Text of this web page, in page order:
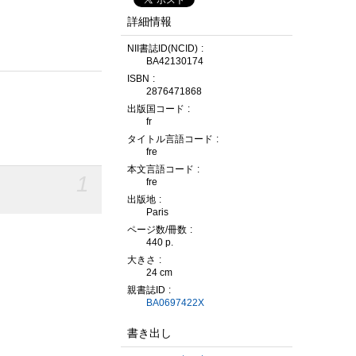
詳細情報
NII書誌ID(NCID)
BA42130174
ISBN
2876471868
出版国コード
fr
タイトル言語コード
fre
本文言語コード
fre
出版地
Paris
ページ数/冊数
440 p.
大きさ
24 cm
親書誌ID
BA0697422X
書き出し